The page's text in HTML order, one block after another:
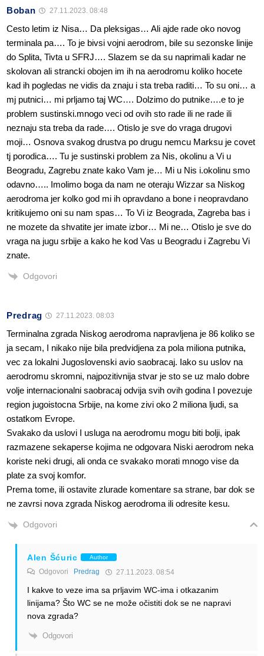
Boban 27.11.2023. 08:48
Cesto letim iz Nisa… Da pleksigas… Ali ajde rade oko novog
terminala pa…. To je bivsi vojni aerodrom, bile su sezonske linije
do Splita, Tivta u SFRJ…. Slazem se da su naprimali kadar ne
skolovan ali strancki obojen im ih na aerodromu koliko hocete
kad ih pogledas ne vidis da znaju i sta treba raditi… To su oni… a
mj putnici… mi prljamo taj WC…. Dolzimo do putnike….e to je
problem sustinski.mnogo veci od ovih sto rade ili ne rade ili
neznaju sta treba da rade…. Otislo je sve do vraga drugovi
moji… Osnova svakog drustva po drugu nemcu Marksu je covet
tj porodica…. Tu je sustinski problem za Nis, okolinu a Vi u
Beogradu, Zagrebu znate kako Vam je… Mi u Nis i.okolinu smo
odavno….. Imolimo boga da nam ne oteraju Wizzar sa Niskog
aerodroma jer kolko god mi ih opravdano a bone i neopravdano
kritikujemo oni su nam spas… To Vi iz Beograda, Zagreba bas i
ne mozete da shvatite jer imate izbor… Mi ne… Otislo je sve do
vraga na jugu srbije a kako he kod Vas u Beogradu i Zagrebu Vi
znate.
Odgovori
Predrag 27.11.2023. 08:03
Terminalna zgrada Niskog aerodroma napravljena je 86 koliko se
ja secam, I nikako nije bila predvidjena za pola miliona putnika,
vec za lokalni Jugoslovenski avio saobracaj. Iako su uslov na
aerodromu skromni, najpozitivnija stvar je sto se uz malo dobre
volje internacionalni saobracaj odvija svih ovih godina I povezuje
region jugoistocna Srbije, na kome zivi oko 2 miliona ljudi, sa
ostatkom Evrope.
Svakako da uslovi I usluga na aerodromu mogu biti bolji, ipak
razmazene sekaperse kojima ne odgovara Niski aerodrom neka
koriste neki drugi, ali onda ce svakako morati mnogo vise da
plate za svoj komfor.
Prema tome, ili ostavite zlurade komentare sa strane, bar dok se
ne zavrsi nova zgrada Niskog aerodroma ili odresite kesu.
Odgovori
Alen Šćuric Author
Odgovori Predrag 27.11.2023. 08:54
I kakve to veze ima sa prljavim WC-ima i otkazanim
linijama? Što WC se ne može očistiti dok se ne napravi
nova zgrada?
Odgovori